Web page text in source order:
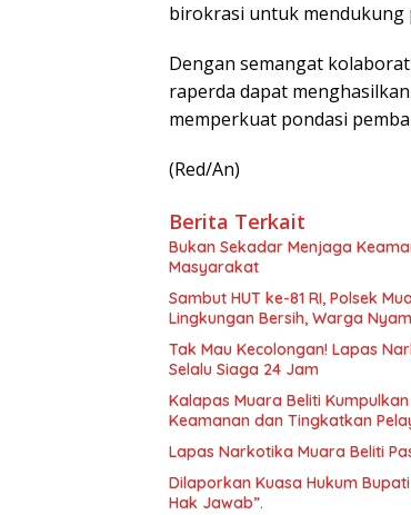
birokrasi untuk mendukung
Dengan semangat
raperda dapat
memperkuat pondasi
(Red/An)
Berita Terkait
Bukan Sekadar Menjaga
Masyarakat
Sambut HUT ke-81 RI, Polsek
Lingkungan Bersih, Warga
Tak Mau Kecolongan! Lapas
Selalu Siaga 24 Jam
Kalapas Muara Beliti
Keamanan dan Tingkatkan
Lapas Narkotika Muara Beliti
Dilaporkan Kuasa Hukum
Hak Jawab”.